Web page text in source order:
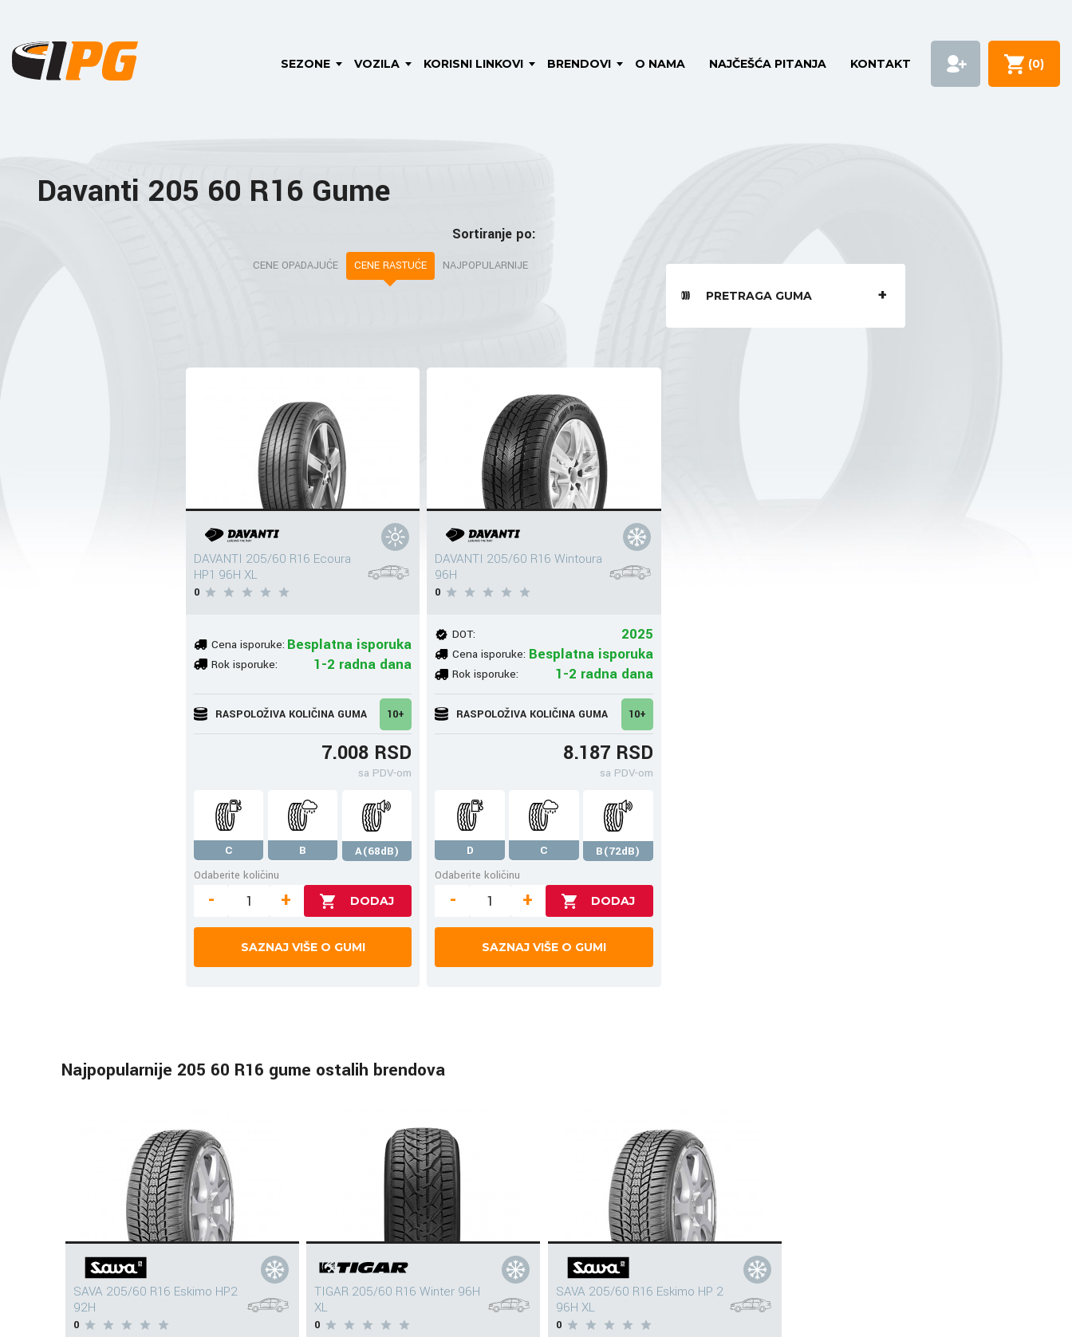
SEZONE VOZILA KORISNI LINKOVI BRENDOVI O NAMA NAJČEŠĆA PITANJA KONTAKT (0)
Davanti 205 60 R16 Gume
Sortiranje po:
CENE OPADAJUĆE CENE RASTUĆE NAJPOPULARNIJE
PRETRAGA GUMA
DAVANTI 205/60 R16 Ecoura
HP1 96H XL
0
Cena isporuke: Besplatna isporuka
Rok isporuke: 1-2 radna dana
RASPOLOŽIVA KOLIČINA GUMA 10+
7.008 RSD
sa PDV-om
C B
A(68dB)
Odaberite količinu
- +
SAZNAJ VIŠE O GUMI
DAVANTI 205/60 R16 Wintoura
96H
0
DOT: 2025
Cena isporuke: Besplatna isporuka
Rok isporuke: 1-2 radna dana
RASPOLOŽIVA KOLIČINA GUMA 10+
8.187 RSD
sa PDV-om
D C
B(72dB)
Odaberite količinu
- +
SAZNAJ VIŠE O GUMI
Najpopularnije 205 60 R16 gume ostalih brendova
SAVA 205/60 R16 Eskimo HP2
92H
0
TIGAR 205/60 R16 Winter 96H
XL
0
SAVA 205/60 R16 Eskimo HP 2
96H XL
0